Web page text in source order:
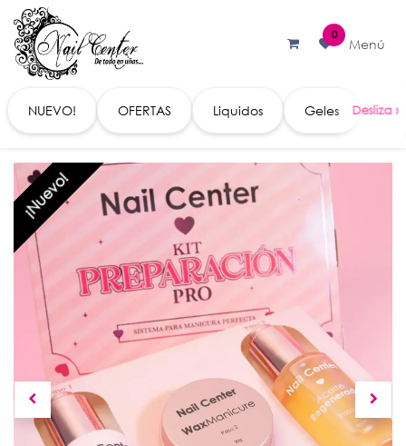
Ir al contenido
0
Menú
NUEVO! OFERTAS Liquidos Geles
¡Nuevo!